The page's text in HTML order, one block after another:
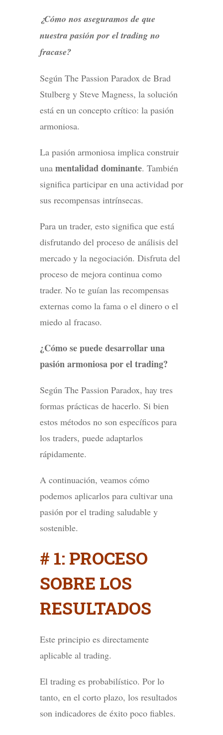
¿Cómo nos aseguramos de que
nuestra pasión por el trading no
fracase?
Según The Passion Paradox de Brad
Stulberg y Steve Magness, la solución
está en un concepto crítico: la pasión
armoniosa.
La pasión armoniosa implica construir
una mentalidad dominante. También
significa participar en una actividad por
sus recompensas intrínsecas.
Para un trader, esto significa que está
disfrutando del proceso de análisis del
mercado y la negociación. Disfruta del
proceso de mejora continua como
trader. No te guían las recompensas
externas como la fama o el dinero o el
miedo al fracaso.
¿Cómo se puede desarrollar una
pasión armoniosa por el trading?
Según The Passion Paradox, hay tres
formas prácticas de hacerlo. Si bien
estos métodos no son específicos para
los traders, puede adaptarlos
rápidamente.
A continuación, veamos cómo
podemos aplicarlos para cultivar una
pasión por el trading saludable y
sostenible.
# 1: PROCESO
SOBRE LOS
RESULTADOS
Este principio es directamente
aplicable al trading.
El trading es probabilístico. Por lo
tanto, en el corto plazo, los resultados
son indicadores de éxito poco fiables.